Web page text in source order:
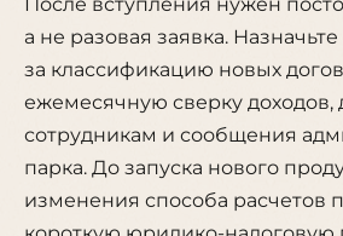
а не разовая заявка.
за классификацию новых
ежемесячную сверку доходов,
сотрудникам и сообщения
парка. До запуска нового
изменения способа расчетов